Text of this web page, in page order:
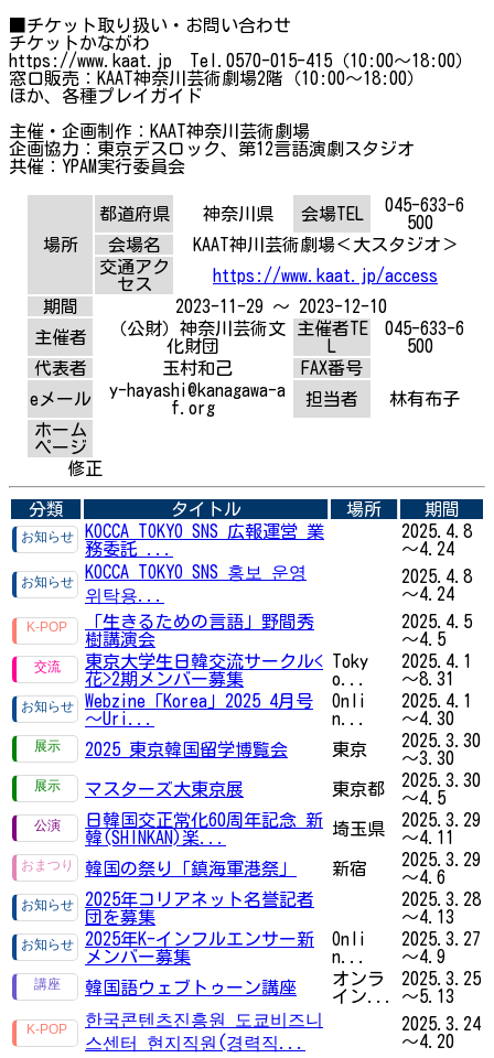
■チケット取り扱い・お問い合わせ
チケットかながわ
https://www.kaat.jp Tel.0570-015-415（10:00～18:00）
窓口販売：KAAT神奈川芸術劇場2階（10:00～18:00）
ほか、各種プレイガイド
主催・企画制作：KAAT神奈川芸術劇場
企画協力：東京デスロック、第12言語演劇スタジオ
共催：YPAM実行委員会
場所
都道府県 神奈川県 会場TEL
045-633-6
500
会場名
KAAT神川芸術劇場＜大スタジオ＞
交通アク
セス
https://www.kaat.jp/access
期間
2023-11-29 ～ 2023-12-10
主催者
（公財）神奈川芸術文
化財団
主催者TE
045-633-6
500
代表者
玉村和己
FAX番号
eメール
y-hayashi@kanagawa-a
f.org
担当者
林有布子
ホーム
ページ
修正
分類 タイトル 場所
期間
KOCCA TOKYO SNS 広報運営 業
務委託 ...
2025.4.8
～4.24
KOCCA TOKYO SNS 홍보 운영
위탁용...
2025.4.8
～4.24
「生きるための言語」野間秀
樹講演会
2025.4.5
～4.5
東京大学生日韓交流サークル<
花>2期メンバー募集
Toky
o...
2025.4.1
～8.31
Webzine「Korea」2025 4月号
～Uri...
Onli
n...
2025.4.1
～4.30
2025 東京韓国留学博覧会
東京
2025.3.30
～3.30
マスターズ大東京展
東京都
2025.3.30
～4.5
日韓国交正常化60周年記念 新
韓(SHINKAN)楽...
埼玉県
2025.3.29
～4.11
韓国の祭り「鎮海軍港祭」
新宿
2025.3.29
～4.6
2025年コリアネット名誉記者
団を募集
2025.3.28
～4.13
2025年K-インフルエンサー新
メンバー募集
Onli
n...
2025.3.27
～4.9
韓国語ウェブトゥーン講座
オンラ
イン...
2025.3.25
～5.13
한국콘텐츠진흥원 도쿄비즈니
스센터 현지직원(경력직...
2025.3.24
～4.20